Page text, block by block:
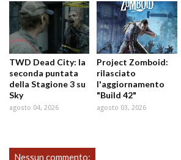
TWD Dead City: la
seconda puntata
della Stagione 3 su
Sky
agosto 04, 2026
Project Zomboid:
rilasciato
l'aggiornamento
"Build 42"
agosto 03, 2026
Nessun commento: